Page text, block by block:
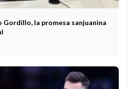
Gordillo, la promesa sanjuanina